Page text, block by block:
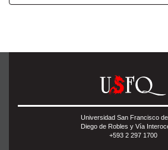
Universidad San Francisco
Diego de Robles y Vía
+593 2 297 1700